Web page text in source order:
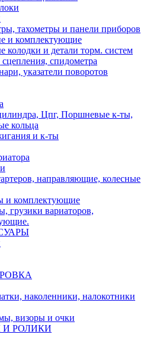
тахометры и панели приборов
и комплектующие
колодки и детали торм. систем
сцепления, спидометра
указатели поворотов
Цпг, Поршневые к-ты,
кольца
и к-ты
направляющие, колесные
и комплектующие
грузики вариаторов,
наколенники, налокотники
визоры и очки
И РОЛИКИ